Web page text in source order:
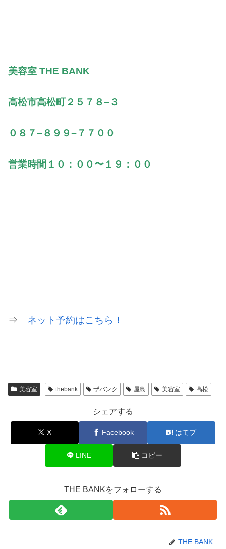
美容室 THE BANK
高松市高松町２５７８−３
０８７−８９９−７７００
営業時間１０：００〜１９：００
⇒ ネット予約はこちら！
美容室 thebank ザバンク 屋島 美容室 高松
シェアする
X Facebook はてブ
LINE コピー
THE BANKをフォローする
THE BANK